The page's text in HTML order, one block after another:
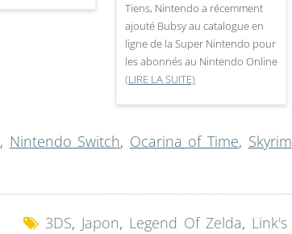
Tiens, Nintendo a récemment
ajouté Bubsy au catalogue en
ligne de la Super Nintendo pour
les abonnés au Nintendo Online
(LIRE LA SUITE)
, Nintendo Switch, Ocarina of Time, Skyrim
3DS, Japon, Legend Of Zelda, Link's